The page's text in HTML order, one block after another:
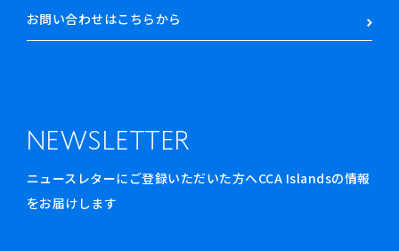
お問い合わせはこちらから
NEWSLETTER
ニュースレターにご登録いただいた方へCCA Islandsの情報
をお届けします